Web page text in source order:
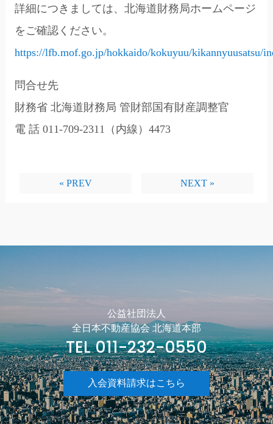
詳細につきましては、北海道財務局ホームページ
をご確認ください。
https://lfb.mof.go.jp/hokkaido/kokuyuu/kikannyuusatsu/
問合せ先
財務省 北海道財務局 管財部国有財産調整官
電 話 011-709-2311（内線）4473
« PREV NEXT »
公益社団法人
全日本不動産協会 北海道本部
TEL 011-232-0550
入会資料請求はこちら